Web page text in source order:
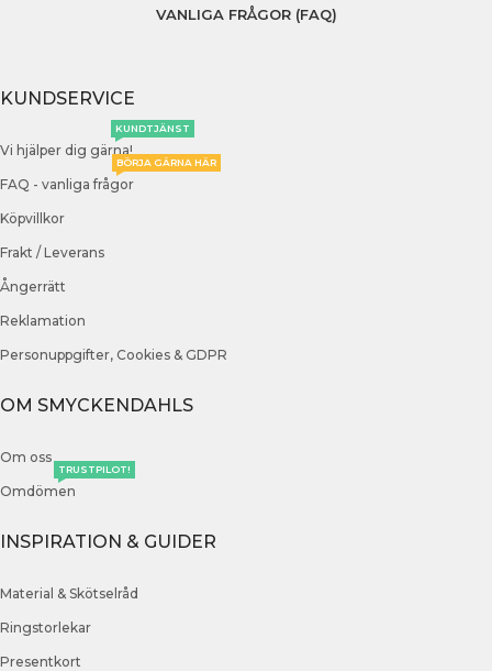
VANLIGA FRÅGOR (FAQ)
KUNDSERVICE
Vi hjälper dig gärna!
KUNDTJÄNST
FAQ - vanliga frågor
BÖRJA GÄRNA HÄR
Köpvillkor
Frakt / Leverans
Ångerrätt
Reklamation
Personuppgifter, Cookies & GDPR
OM SMYCKENDAHLS
Om oss
Omdömen
TRUSTPILOT!
INSPIRATION & GUIDER
Material & Skötselråd
Ringstorlekar
Presentkort